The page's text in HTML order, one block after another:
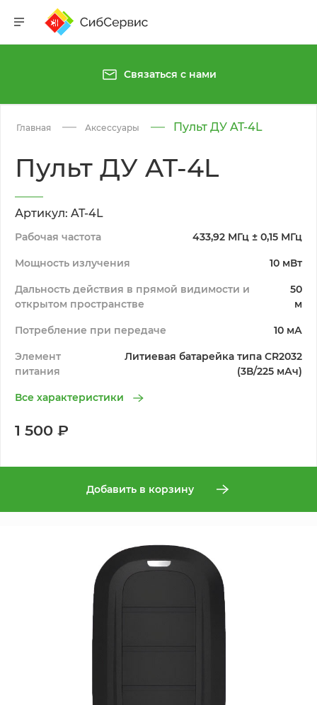
Связаться с нами
Главная Аксессуары Пульт ДУ AT-4L
Пульт ДУ AT-4L
Артикул: AT-4L
Рабочая частота 433,92 МГц ± 0,15 МГц
Мощность излучения 10 мВт
Дальность действия в прямой видимости и
открытом пространстве
50
м
Потребление при передаче 10 мА
Элемент
питания
Литиевая батарейка типа CR2032
(3В/225 мАч)
Все характеристики
1 500 ₽
Добавить в корзину